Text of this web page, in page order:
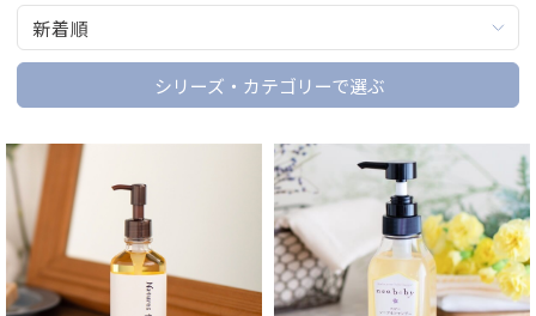
新着順
シリーズ・カテゴリーで選ぶ